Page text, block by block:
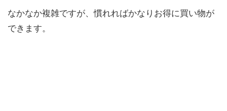
なかなか複雑ですが、慣れればかなりお得に買い物が
できます。